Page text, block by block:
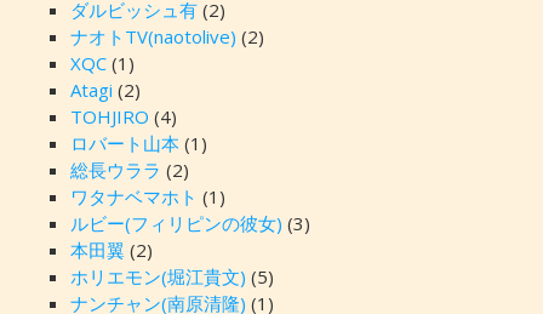
ダルビッシュ有(2)
ナオトTV(naotolive) (2)
XQC(1)
Atagi (2)
TOHJIRO (4)
ロバート山本(1)
総長ウララ (2)
ワタナベマホト (1)
ルビー(フィリピンの彼女) (3)
本田翼(2)
ホリエモン(堀江貴文) (5)
ナンチャン(南原清隆) (1)